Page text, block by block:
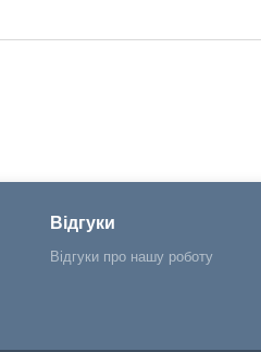
Відгуки
Відгуки про нашу роботу